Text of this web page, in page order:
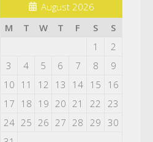
August 2026
M
T W T F S
S
1
2
3
4 5 6 7 8
9
10 11 12 13 14 15
16
17 18 19 20 21 22 23
24 25 26 27 28 29 30